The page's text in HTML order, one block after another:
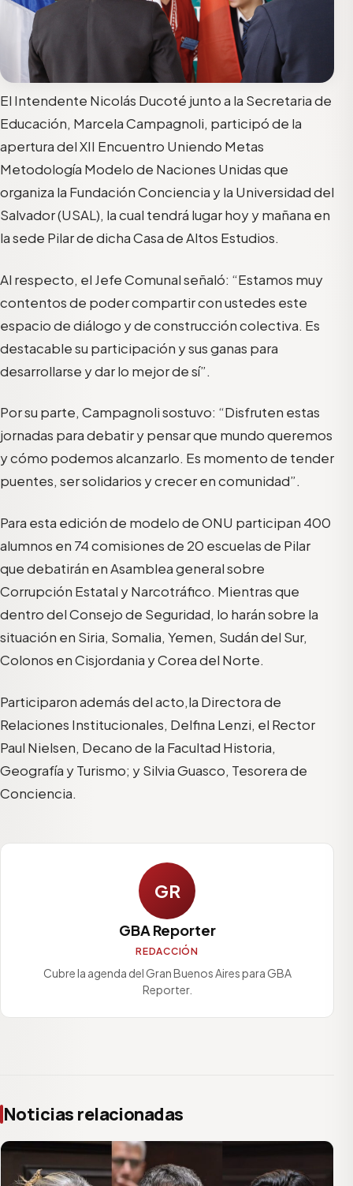
El Intendente Nicolás Ducoté junto a la Secretaria de
Educación, Marcela Campagnoli, participó de la
apertura del XII Encuentro Uniendo Metas
Metodología Modelo de Naciones Unidas que
organiza la Fundación Conciencia y la Universidad del
Salvador (USAL), la cual tendrá lugar hoy y mañana en
la sede Pilar de dicha Casa de Altos Estudios.
Al respecto, el Jefe Comunal señaló: “Estamos muy
contentos de poder compartir con ustedes este
espacio de diálogo y de construcción colectiva. Es
destacable su participación y sus ganas para
desarrollarse y dar lo mejor de sí”.
Por su parte, Campagnoli sostuvo: “Disfruten estas
jornadas para debatir y pensar que mundo queremos
y cómo podemos alcanzarlo. Es momento de tender
puentes, ser solidarios y crecer en comunidad”.
Para esta edición de modelo de ONU participan 400
alumnos en 74 comisiones de 20 escuelas de Pilar
que debatirán en Asamblea general sobre
Corrupción Estatal y Narcotráfico. Mientras que
dentro del Consejo de Seguridad, lo harán sobre la
situación en Siria, Somalia, Yemen, Sudán del Sur,
Colonos en Cisjordania y Corea del Norte.
Participaron además del acto,la Directora de
Relaciones Institucionales, Delfina Lenzi, el Rector
Paul Nielsen, Decano de la Facultad Historia,
Geografía y Turismo; y Silvia Guasco, Tesorera de
Conciencia.
GR
GBA Reporter
REDACCIÓN
Cubre la agenda del Gran Buenos Aires para GBA
Reporter.
Noticias relacionadas